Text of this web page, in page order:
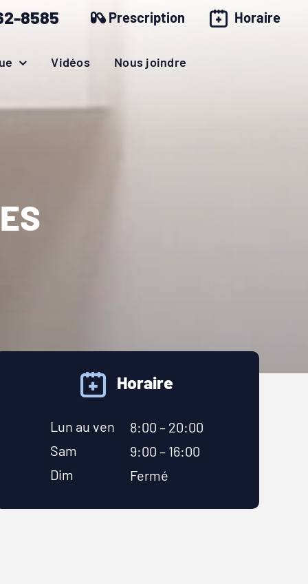
8585 Prescription Horaire
Vidéos Nous joindre
Horaire
Lun au ven
8:00 – 20:00
Sam
9:00 – 16:00
Dim
Fermé